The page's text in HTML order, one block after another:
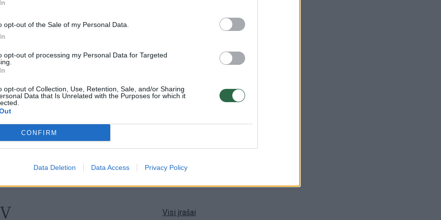
opt-out of the Sale of my Personal Data.
opt-out of processing my Personal Data for Targeted
opt-out of Collection, Use, Retention, Sale, and/or Sharing
Data that Is Unrelated with the Purposes for which it
CONFIRM
Data Deletion Data Access Privacy Policy
Aukštaitijos pučiamųjų orkestras
Kodėl apklausos internete ir politikų
reitingai tarprinkiminiu laikotarpiu dažnai
nieko nereiškia?
Laidos | Informacinis skydas
Visi įrašai